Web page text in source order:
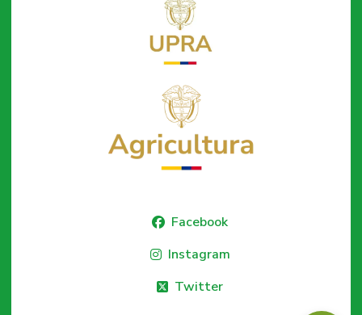
Facebook
Instagram
Twitter